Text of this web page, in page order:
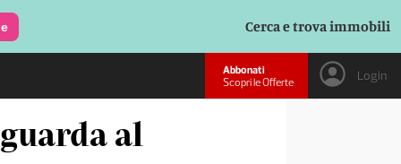
Cerca e trova immobili
Abbonati
Scopri le Offerte
Login
al